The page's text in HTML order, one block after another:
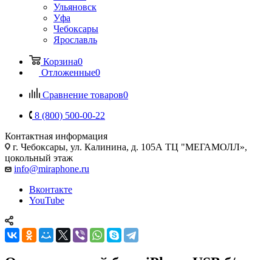
Ульяновск
Уфа
Чебоксары
Ярославль
Корзина0
Отложенные0
Сравнение товаров0
8 (800) 500-00-22
Контактная информация
г. Чебоксары, ул. Калинина, д. 105А ТЦ "МЕГАМОЛЛ»,
цокольный этаж
info@miraphone.ru
Вконтакте
YouTube